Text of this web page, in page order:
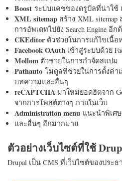
Boost ระบบแคชของดรูปัลที่น่าใช้
XML sitemap สร้าง XML
การอัพเดทไปยัง Search Engine อีก
CKEditorตัวช่วยในการแก้ไขเนื้อ
Facebook OAuth เข้าสู่ระบบด้วย
Mollom ตัวช่วยในการกำจัดสแปม
Pathauto โมดูลที่ช่วยในการตั้งค่า
บทความและอื่นๆ
reCAPTCHA มาใหม่ยอดฮิตจาก
จากการโพสต์ต่างๆ ภายในเว็บ
Administration menu แนะนำพิเศ
และอื่นๆ อีกมากมาย
ตัวอย่างเว็บไซต์ที่ใช้
Drupal เป็น CMS ที่เว็บไซต์ของประธ